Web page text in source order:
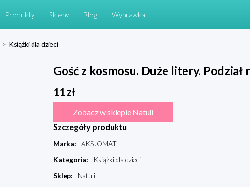
Produkty Sklepy Blog Wyprawka
> Książki dla dzieci
Gość z kosmosu. Duże litery.
11 zł
Zobacz w sklepie Natuli
Szczegóły produktu
Marka:
AKSJOMAT
Kategoria:
Książki dla dzieci
Sklep:
Natuli